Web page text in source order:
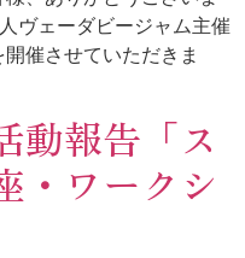
ヴェーダビージャム主催
催させていただきま
報告「ス
・ワークシ